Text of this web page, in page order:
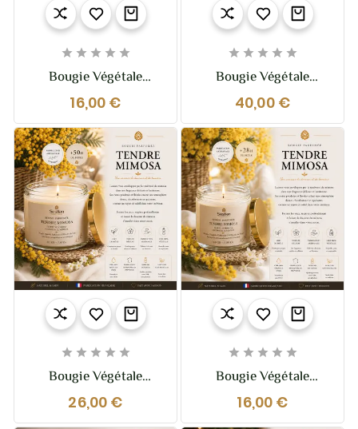
    
Bougie Végétale
Parfumée Pastis
Marseillais – 110g –
Ambiance Provençale
16,00 €
    
Bougie Végétale
Parfumée Légende
D’Automne XL – 370g
– 2 Mèches
40,00 €
    
Bougie Végétale
Parfumée Tendre
Mimosa 210g –
26,00 €
    
Bougie Végétale
Parfumée Tendre
Mimosa 110g – Fleur
16,00 €